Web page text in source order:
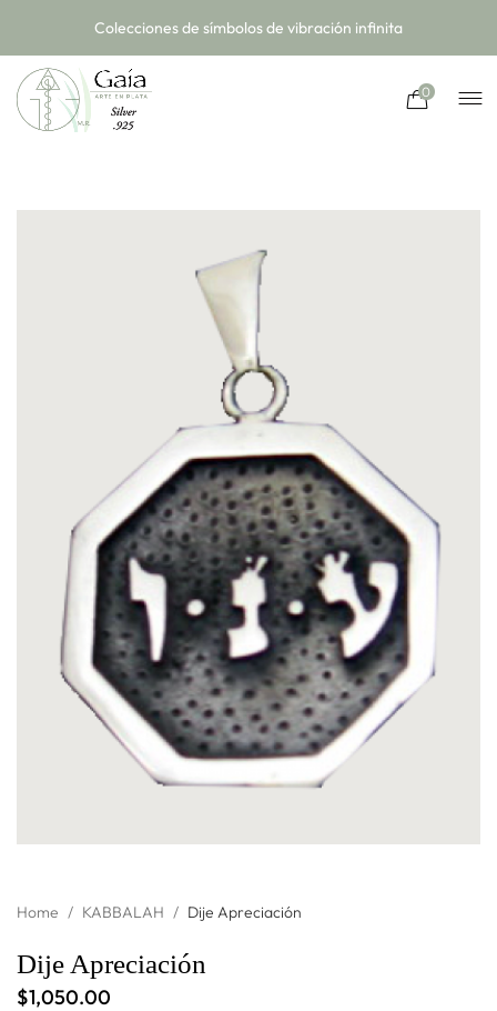
Colecciones de símbolos de vibración infinita
0
Home / KABBALAH / Dije Apreciación
Dije Apreciación
$1,050.00